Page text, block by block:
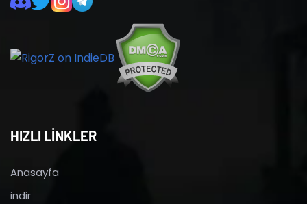
HIZLI LİNKLER
Anasayfa
indir